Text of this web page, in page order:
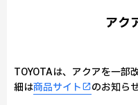
アク
TOYOTAは、アクアを一部
細は商品サイト のお知ら